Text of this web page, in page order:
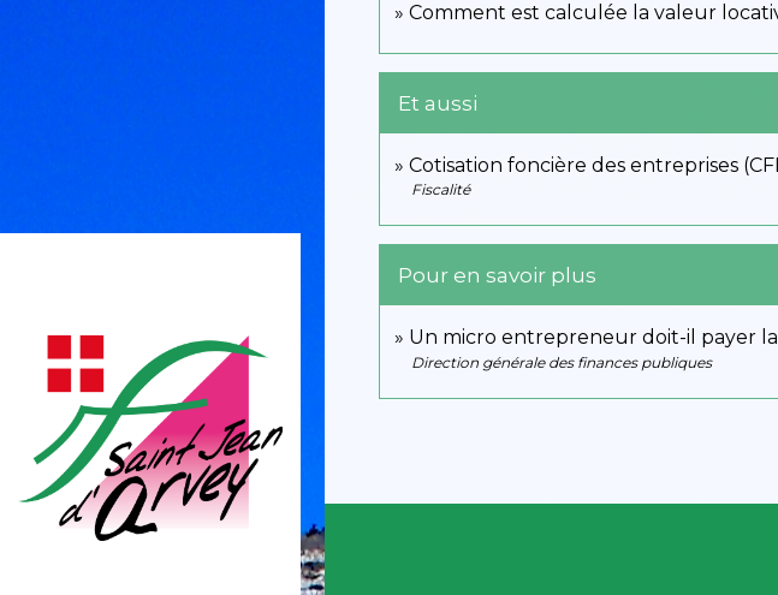
Comment est calculée la valeur
Et aussi
Cotisation foncière des entreprises
Fiscalité
Pour en savoir plus
Un micro entrepreneur doit-il payer la
Direction générale des finances publiques